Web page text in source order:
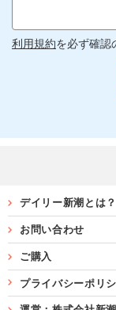
利用規約を必ず確認
デイリー新潮とは？
お問い合わせ
ご購入
プライバシーポリ